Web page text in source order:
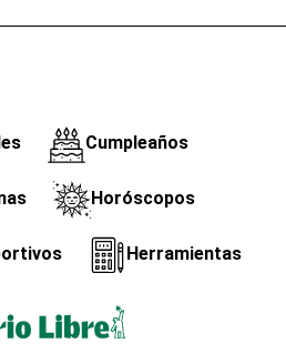
Cumpleaños
Horóscopos
Herramientas